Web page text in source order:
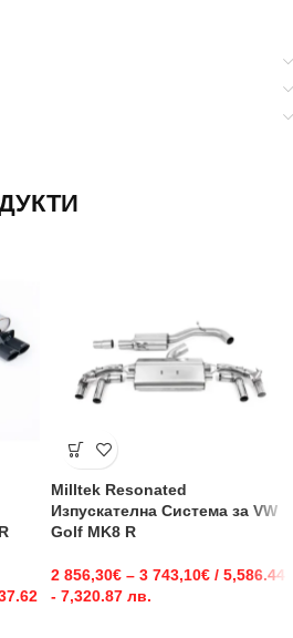
Milltek Resonated
Изпускателна Система за VW
Golf MK8 R
2 856,30€ – 3 743,10€ / 5,586.44
- 7,320.87 лв.